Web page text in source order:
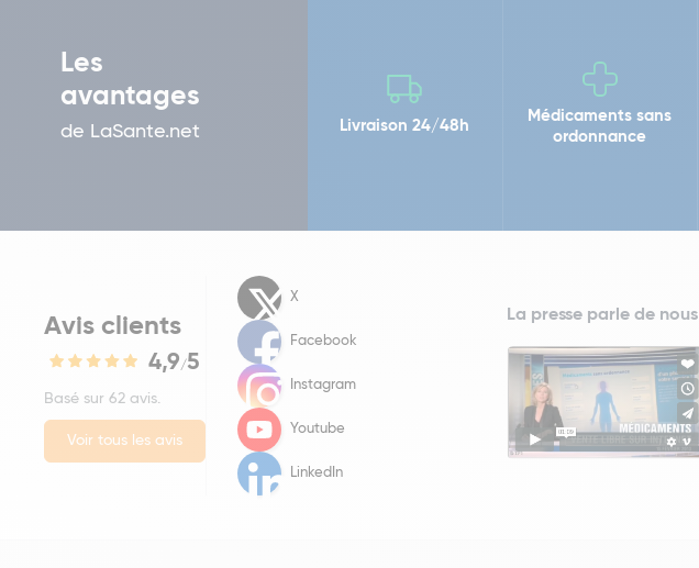
Les
avantages
de LaSante.net Livraison 24/48h
Médicaments sans
ordonnance
Avis clients
4,9/5
Basé sur 62 avis.
Voir tous les avis
X
Facebook
Instagram
Youtube
LinkedIn
La presse parle de nous